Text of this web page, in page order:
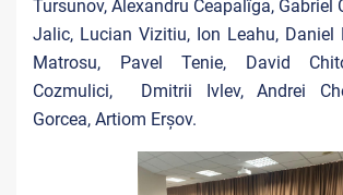
Tursunov, Alexandru Ceapalîga, Gabriel
Jalic, Lucian Vizitiu, Ion Leahu, Daniel
Matrosu, Pavel Tenie, David
Cozmulici, Dmitrii Ivlev, Andrei
Gorcea, Artiom Erșov.